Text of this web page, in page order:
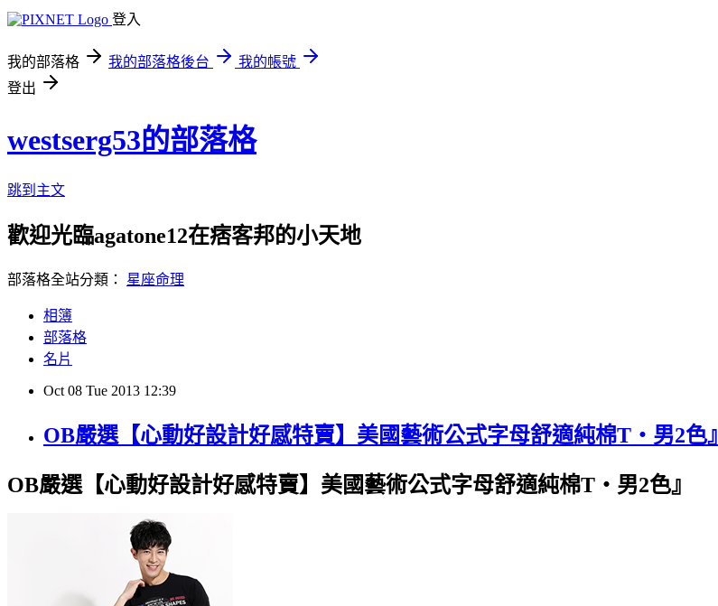
登入
我的部落格 我的部落格後台
我的帳號
登出
westserg53的部落格
跳到主文
歡迎光臨agatone12在痞客邦的小天地
部落格全站分類： 星座命理
相簿
部落格
名片
Oct 08 Tue 2013 12:39
OB嚴選【心動好設計好感特賣】美國藝術公式字母舒適純棉T‧男2色』
OB嚴選【心動好設計好感特賣】美國藝術公式字母舒適純棉T‧男2色』